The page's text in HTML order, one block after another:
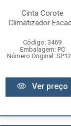
Cinta Corote
Climatizador
Código: 3469
Embalagem: PC
Número Original:
Ver preço